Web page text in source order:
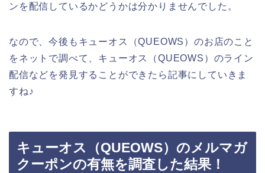
ンを配信しているかどうかは分かりませんでした。
なので、今後もキューオス（QUEOWS）のお店のこと
をネットで調べて、キューオス（QUEOWS）のライン
配信などを発見することができたら記事にしていきま
すね♪
キューオス（QUEOWS）のメルマガ
クーポンの有無を調査した結果！